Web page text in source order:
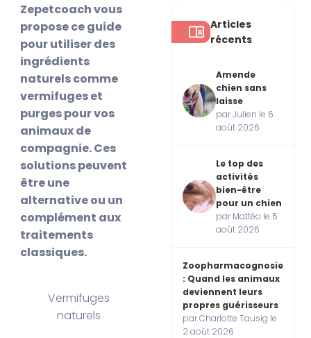
Zepetcoach vous
propose ce guide
pour utiliser des
ingrédients
naturels comme
vermifuges et
purges pour vos
animaux de
compagnie. Ces
solutions peuvent
être une
alternative ou un
complément aux
traitements
classiques.
Vermifuges
naturels
Articles
récents
Amende
chien sans
laisse
par Julien le 6
août 2026
Le top des
activités
bien-être
pour un chien
par Mattéo le 5
août 2026
Zoopharmacognosie
: Quand les animaux
deviennent leurs
propres guérisseurs
par Charlotte Tausig le
2 août 2026